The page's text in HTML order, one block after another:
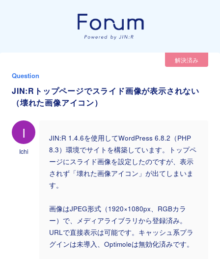
解決済み
Question
JIN:Rトップページでスライド画像が表示されない
（壊れた画像アイコン）
I
Ichi
JIN:R 1.4.6を使用してWordPress 6.8.2（PHP
8.3）環境でサイトを構築しています。トップペ
ージにスライド画像を設定したのですが、表示
されず「壊れた画像アイコン」が出てしまいま
す。
画像はJPEG形式（1920×1080px、RGBカラ
ー）で、メディアライブラリから登録済み。
URLで直接表示は可能です。キャッシュ系プラ
グインは未導入、Optimoleは無効化済みです。